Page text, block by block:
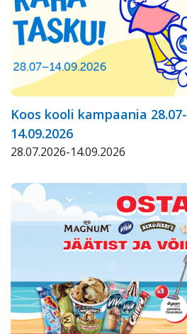
Koos kooli kampaania 28.07-
14.09.2026
28.07.2026-14.09.2026